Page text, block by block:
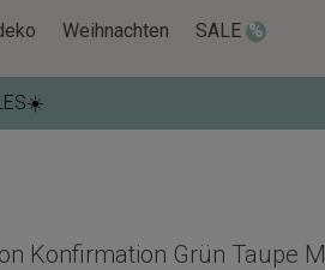
Weihnachten SALE
Konfirmation Grün Taupe